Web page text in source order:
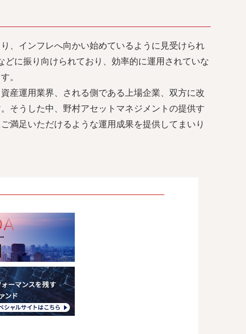
、インフレへ向かい始めているように見受けられ
に振り向けられており、効率的に運用されていな
。
産運用業界、される側である上場企業、双方に改
そうした中、野村アセットマネジメントの提供す
満足いただけるような運用成果を提供してまいり